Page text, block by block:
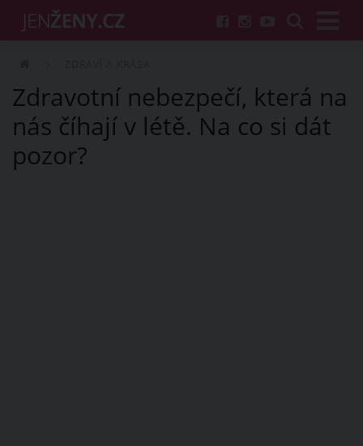
Zdravotní nebezpečí, která na
nás číhají v létě. Na co si dát
pozor?